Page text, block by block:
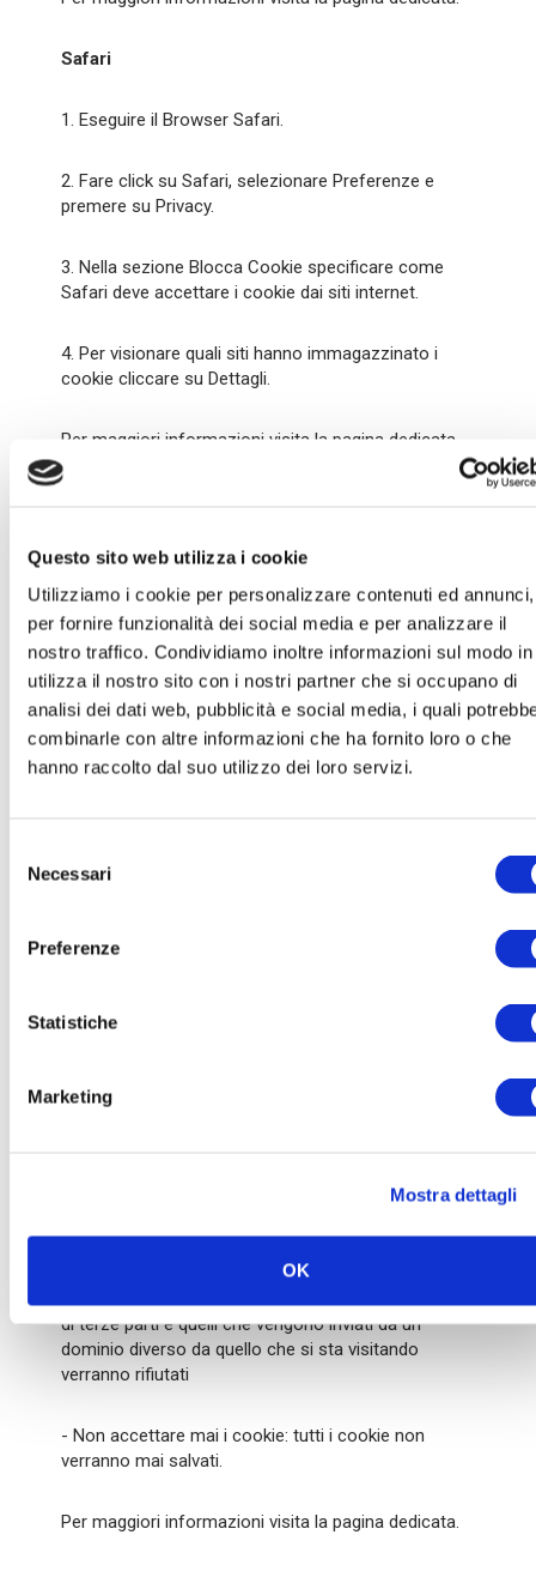
Questo sito web utilizza i cookie
Utilizziamo i cookie per personalizzare contenuti ed annunci,
per fornire funzionalità dei social media e per analizzare il
nostro traffico. Condividiamo inoltre informazioni sul modo
utilizza il nostro sito con i nostri partner che si occupano di
analisi dei dati web, pubblicità e social media, i quali
combinarle con altre informazioni che ha fornito loro o che
hanno raccolto dal suo utilizzo dei loro servizi.
delNecessari
Preferenze
Statistiche
Marketing
Mostra dettagli
OK
Safari
1. Eseguire il Browser Safari.
2. Fare click su Safari, selezionare Preferenze e
premere su Privacy.
3. Nella sezione Blocca Cookie specificare come
Safari deve accettare i cookie dai siti internet.
4. Per visionare quali siti hanno immagazzinato i
cookie cliccare su Dettagli.
Per maggiori informazioni visita la pagina dedicata.
1. Eseguire il Browser Safari iOS.
2. Tocca su Impostazioni e poi Safari
3. Tocca su Blocca Cookie e scegli tra le varie
opzioni: “Mai”, “Di terze parti e inserzionisti” o
“Sempre”.
1. Eseguire il Browser Opera
2. Fare click sul Preferenze poi su Avanzate e infine
- Accetta tutti i cookie
di terze parti e quelli che vengono inviati da un
dominio diverso da quello che si sta visitando
verranno rifiutati
- Non accettare mai i cookie: tutti i cookie non
verranno mai salvati.
Per maggiori informazioni visita la pagina dedicata.